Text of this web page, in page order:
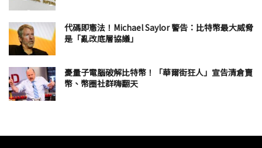
代碼即憲法！Michael Saylor 警告：比特幣最大威脅
是「亂改底層協議」
憂量子電腦破解比特幣！「華爾街狂人」宣告清倉賣
幣、幣圈社群嗨翻天